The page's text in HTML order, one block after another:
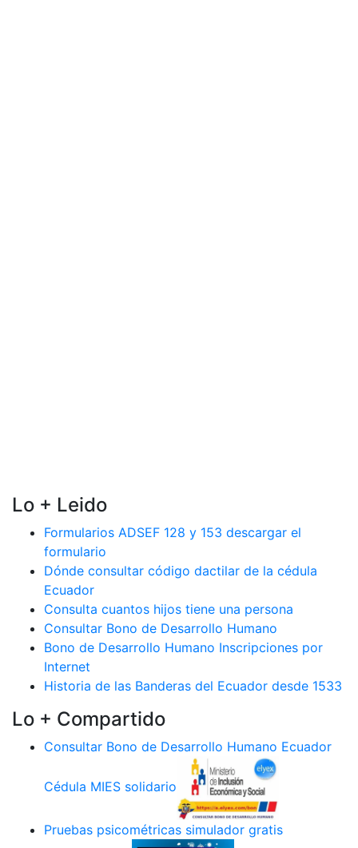
Lo + Leido
Formularios ADSEF 128 y 153 descargar el
formulario
Dónde consultar código dactilar de la cédula
Ecuador
Consulta cuantos hijos tiene una persona
Consultar Bono de Desarrollo Humano
Bono de Desarrollo Humano Inscripciones por
Internet
Historia de las Banderas del Ecuador desde 1533
Lo + Compartido
Consultar Bono de Desarrollo Humano Ecuador
Cédula MIES solidario
Pruebas psicométricas simulador gratis